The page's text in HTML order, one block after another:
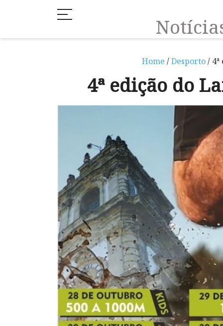
Home /Desporto/
4ª edição do